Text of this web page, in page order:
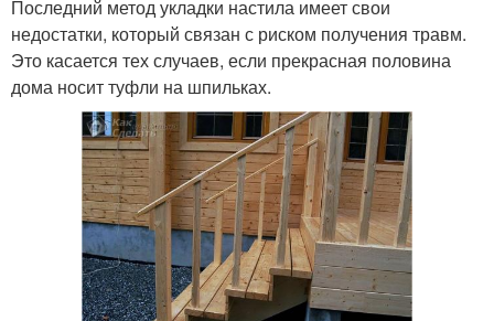
Последний метод укладки настила имеет свои
недостатки, который связан с риском получения травм.
Это касается тех случаев, если прекрасная половина
дома носит туфли на шпильках.